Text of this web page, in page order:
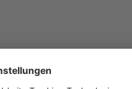
Hebeanlagen mit